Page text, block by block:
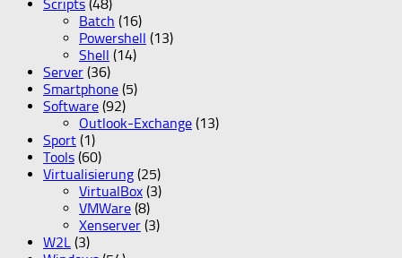
Scripts (48)
Batch (16)
Powershell (13)
Shell (14)
Server (36)
Smartphone (5)
Software (92)
Outlook-Exchange (13)
Sport (1)
Tools (60)
Virtualisierung (25)
VirtualBox (3)
VMWare (8)
Xenserver (3)
W2L (3)